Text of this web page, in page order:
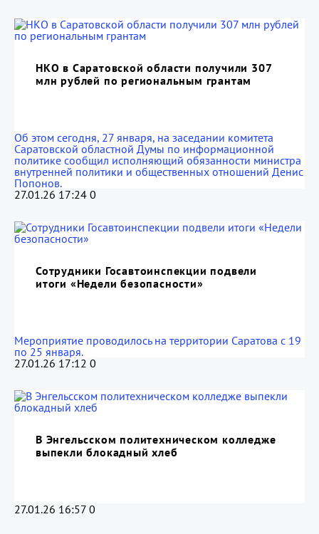
НКО в Саратовской области получили 307
млн рублей по региональным грантам
Об этом сегодня, 27 января, на заседании комитета
Саратовской областной Думы по информационной
политике сообщил исполняющий обязанности министра
внутренней политики и общественных отношений Денис
Попонов.
27.01.26 17:24 0
Сотрудники Госавтоинспекции подвели
итоги «Недели безопасности»
Мероприятие проводилось на территории Саратова с 19
по 25 января.
27.01.26 17:12 0
В Энгельсском политехническом колледже
выпекли блокадный хлеб
27.01.26 16:57 0